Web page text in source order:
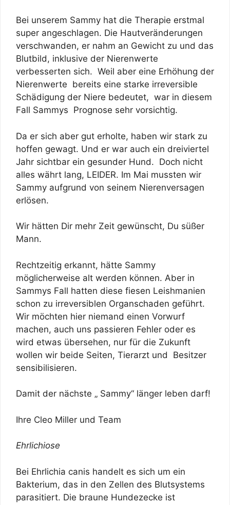
Bei unserem Sammy hat die Therapie erstmal
super angeschlagen. Die Hautveränderungen
verschwanden, er nahm an Gewicht zu und das
Blutbild, inklusive der Nierenwerte
verbesserten sich. Weil aber eine Erhöhung der
Nierenwerte bereits eine starke irreversible
Schädigung der Niere bedeutet, war in diesem
Fall Sammys Prognose sehr vorsichtig.
Da er sich aber gut erholte, haben wir stark zu
hoffen gewagt. Und er war auch ein dreiviertel
Jahr sichtbar ein gesunder Hund. Doch nicht
alles währt lang, LEIDER. Im Mai mussten wir
Sammy aufgrund von seinem Nierenversagen
erlösen.
Wir hätten Dir mehr Zeit gewünscht, Du süßer
Mann.
Rechtzeitig erkannt, hätte Sammy
möglicherweise alt werden können. Aber in
Sammys Fall hatten diese fiesen Leishmanien
schon zu irreversiblen Organschaden geführt.
Wir möchten hier niemand einen Vorwurf
machen, auch uns passieren Fehler oder es
wird etwas übersehen, nur für die Zukunft
wollen wir beide Seiten, Tierarzt und Besitzer
sensibilisieren.
Damit der nächste „ Sammy“ länger leben darf!
Ihre Cleo Miller und Team
Ehrlichiose
Bei Ehrlichia canis handelt es sich um ein
Bakterium, das in den Zellen des Blutsystems
parasitiert. Die braune Hundezecke ist